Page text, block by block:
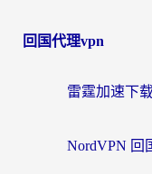
回国代理vpn